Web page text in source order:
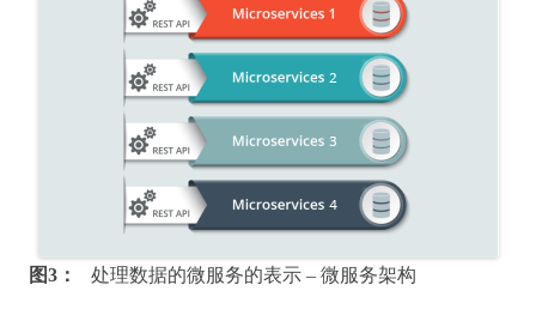
图3： 处理数据的微服务的表示 – 微服务架构